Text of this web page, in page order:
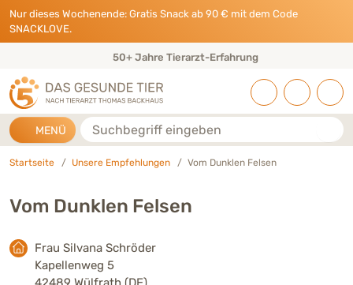
Direkt zu:
INHALT
HAUPTMENÜ
FOOTER
Nur dieses Wochenende: Gratis Snack ab 90 € mit dem Code
SNACKLOVE.
50+ Jahre Tierarzt-Erfahrung
MENÜ Suche
Startseite Unsere Empfehlungen Vom Dunklen Felsen
Vom Dunklen Felsen
Frau Silvana Schröder
Kapellenweg 5